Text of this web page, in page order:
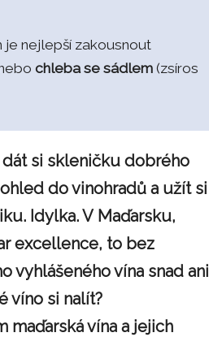
je nejlepší zakousnout
chleba se sádlem (zsíros
si skleničku dobrého
do vinohradů a užít si
Idylka. V Maďarsku,
excellence, to bez
vyhlášeného vína snad ani
víno si nalít?
maďarská vína a jejich